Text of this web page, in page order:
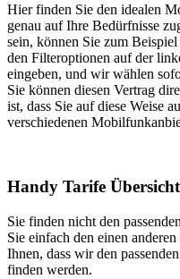
Hier finden Sie den idealen
genau auf Ihre Bedürfnisse
sein, können Sie zum
den Filteroptionen auf der
eingeben, und wir wählen
Sie können diesen Vertrag
ist, dass Sie auf diese Weise
verschiedenen
Handy Tarife Übersicht
Sie finden nicht den
Sie einfach den einen
Ihnen, dass wir den
finden werden.